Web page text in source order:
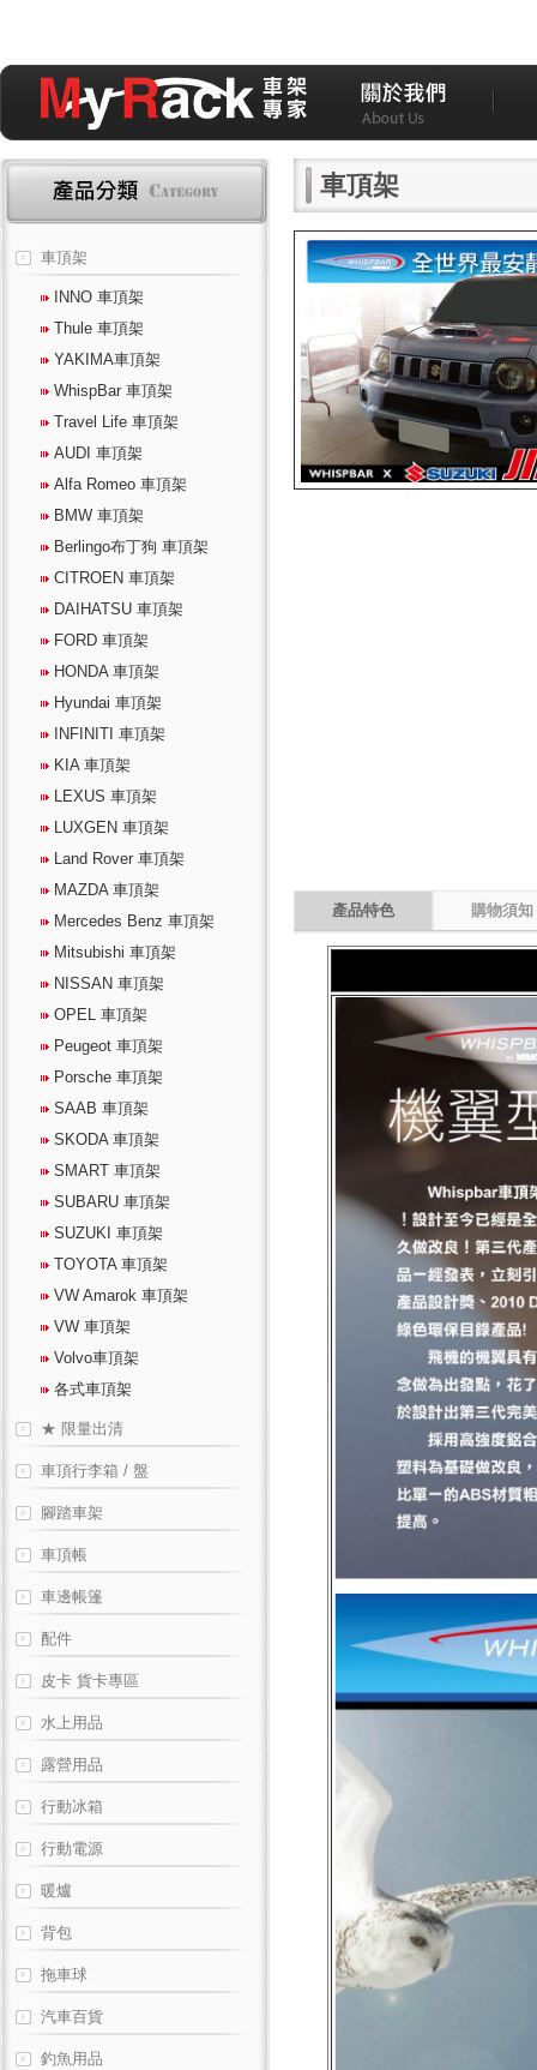
車頂架
INNO 車頂架
Thule 車頂架
YAKIMA車頂架
WhispBar 車頂架
Travel Life 車頂架
AUDI 車頂架
Alfa Romeo 車頂架
BMW 車頂架
Berlingo布丁狗 車頂架
CITROEN 車頂架
DAIHATSU 車頂架
FORD 車頂架
HONDA 車頂架
Hyundai 車頂架
INFINITI 車頂架
KIA 車頂架
LEXUS 車頂架
LUXGEN 車頂架
Land Rover 車頂架
MAZDA 車頂架
Mercedes Benz 車頂架
Mitsubishi 車頂架
NISSAN 車頂架
OPEL 車頂架
Peugeot 車頂架
Porsche 車頂架
SAAB 車頂架
SKODA 車頂架
SMART 車頂架
SUBARU 車頂架
SUZUKI 車頂架
TOYOTA 車頂架
VW Amarok 車頂架
VW 車頂架
Volvo車頂架
各式車頂架
★ 限量出清
車頂行李箱 / 盤
腳踏車架
車頂帳
車邊帳篷
配件
皮卡 貨卡專區
水上用品
露營用品
行動冰箱
行動電源
暖爐
背包
拖車球
汽車百貨
釣魚用品
車頂架